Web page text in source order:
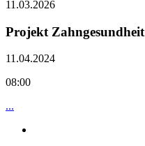
11.03.2026
Projekt Zahngesundheit
11.04.2024
08:00
...